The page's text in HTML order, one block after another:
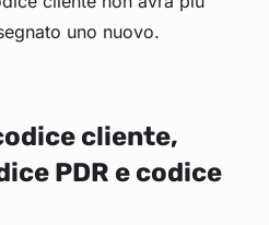
uno nuovo.
cliente,
PDR e codice